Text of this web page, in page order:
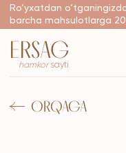
Ro‘yxatdan o‘tganingizdan so‘ng
barcha mahsulotlarga 20% chegirma
ERSAG
hamkorsayti
ORQAGA